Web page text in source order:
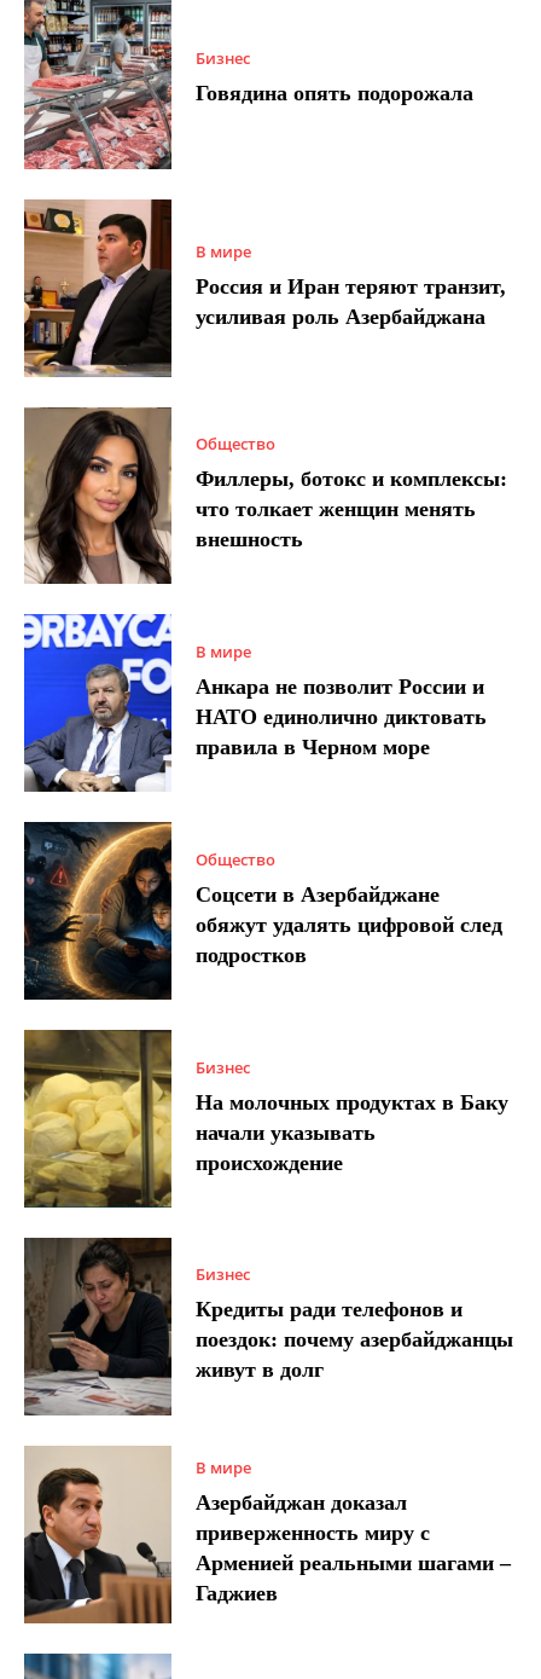
Бизнес
Говядина опять подорожала
В мире
Россия и Иран теряют транзит,
усиливая роль Азербайджана
Общество
Филлеры, ботокс и комплексы:
что толкает женщин менять
внешность
В мире
Анкара не позволит России и
НАТО единолично диктовать
правила в Черном море
Общество
Соцсети в Азербайджане
обяжут удалять цифровой след
подростков
Бизнес
На молочных продуктах в Баку
начали указывать
происхождение
Бизнес
Кредиты ради телефонов и
поездок: почему азербайджанцы
живут в долг
В мире
Азербайджан доказал
приверженность миру с
Арменией реальными шагами –
Гаджиев